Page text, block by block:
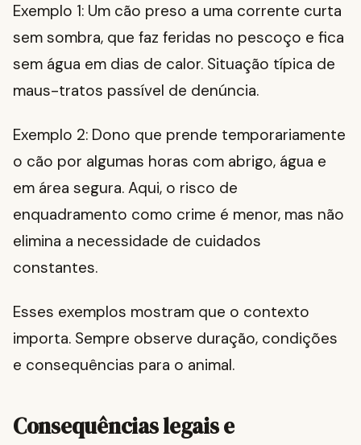
Exemplo 1: Um cão preso a uma corrente curta
sem sombra, que faz feridas no pescoço e fica
sem água em dias de calor. Situação típica de
maus-tratos passível de denúncia.
Exemplo 2: Dono que prende temporariamente
o cão por algumas horas com abrigo, água e
em área segura. Aqui, o risco de
enquadramento como crime é menor, mas não
elimina a necessidade de cuidados
constantes.
Esses exemplos mostram que o contexto
importa. Sempre observe duração, condições
e consequências para o animal.
Consequências legais e